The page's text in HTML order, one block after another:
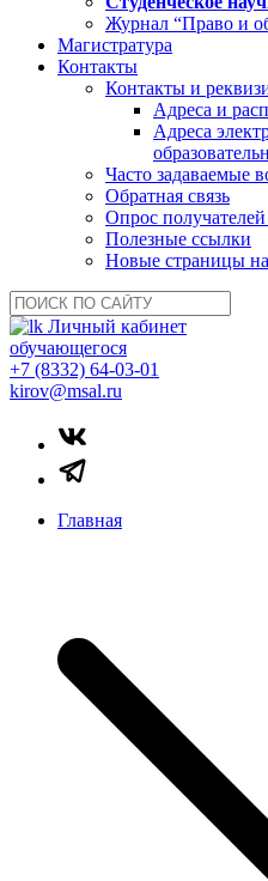
Журнал “Право и
Магистратура
Контакты
Контакты и
Адреса и
Адреса
Часто задаваемые
Обратная связь
Опрос получателей
Полезные ссылки
Новые страницы
Личный кабинет
обучающегося
+7 (8332) 64-03-01
kirov@msal.ru
Главная